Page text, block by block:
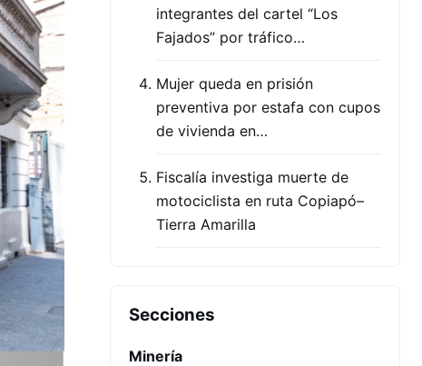
integrantes del cartel “Los
Fajados” por tráfico…
Mujer queda en prisión
preventiva por estafa con cupos
de vivienda en…
Fiscalía investiga muerte de
motociclista en ruta Copiapó–
Tierra Amarilla
Secciones
Minería